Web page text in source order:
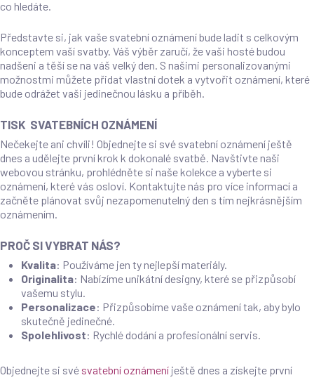
co hledáte.
Představte si, jak vaše svatební oznámení bude ladit s celkovým
konceptem vaší svatby. Váš výběr zaručí, že vaši hosté budou
nadšeni a těší se na váš velký den. S našimi personalizovanými
možnostmi můžete přidat vlastní dotek a vytvořit oznámení, které
bude odrážet vaši jedinečnou lásku a příběh.
TISK SVATEBNÍCH OZNÁMENÍ
Nečekejte ani chvíli! Objednejte si své svatební oznámení ještě
dnes a udělejte první krok k dokonalé svatbě. Navštivte naši
webovou stránku, prohlédněte si naše kolekce a vyberte si
oznámení, které vás osloví. Kontaktujte nás pro více informací a
začněte plánovat svůj nezapomenutelný den s tím nejkrásnějším
oznámením.
PROČ SI VYBRAT NÁS?
Kvalita: Používáme jen ty nejlepší materiály.
Originalita: Nabízíme unikátní designy, které se přizpůsobí
vašemu stylu.
Personalizace: Přizpůsobíme vaše oznámení tak, aby bylo
skutečně jedinečné.
Spolehlivost: Rychlé dodání a profesionální servis.
Objednejte si své svatební oznámení ještě dnes a získejte první